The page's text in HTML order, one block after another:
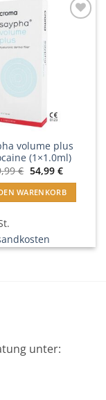
volume plus
(1×1.0ml)
€ Ursprünglicher
Preis
war:
69,99 €
54,99 €Aktueller
Preis
ist:
54,99 €.
WARENKORB
unter: